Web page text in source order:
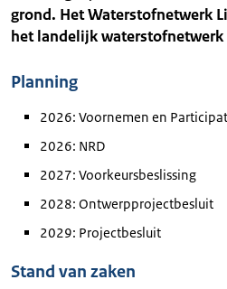
grond. Het Waterstofnetwerk
het landelijk
Planning
2026: Voornemen en
2026: NRD
2027: Voorkeursbeslissing
2028: Ontwerpprojectbesluit
2029: Projectbesluit
Stand van zaken